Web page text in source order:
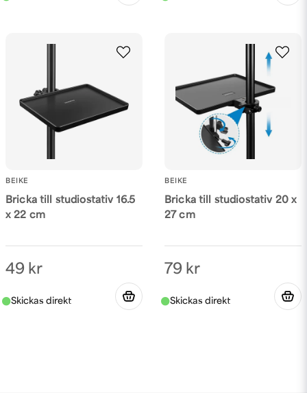
BEIKE
Bricka till studiostativ 16.5
x 22 cm
49 kr
BEIKE
Bricka till studiostativ 20 x
27 cm
79 kr